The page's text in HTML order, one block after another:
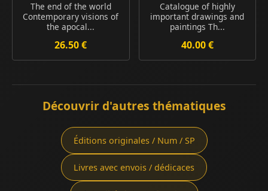
The end of the world
Contemporary visions of
the apocal...
26.50 €
Catalogue of highly
important drawings and
paintings Th...
40.00 €
Découvrir d'autres thématiques
Éditions originales / Num / SP
Livres avec envois / dédicaces